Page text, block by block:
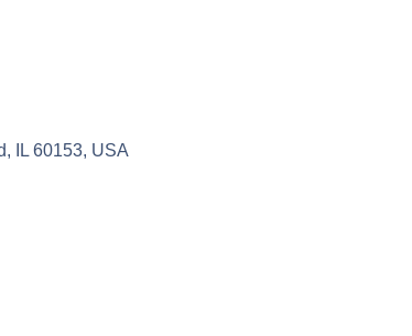
IL 60153, USA